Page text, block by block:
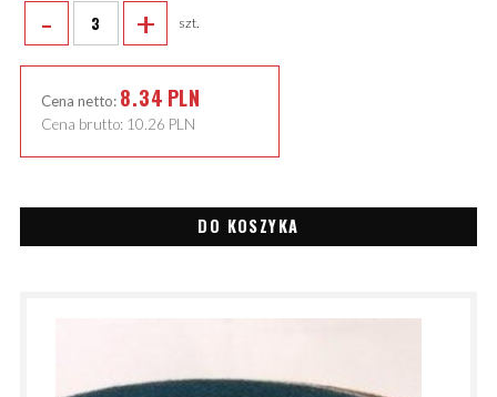
- + szt.
Cena netto: 8.34 PLN
Cena brutto: 10.26 PLN
DO KOSZYKA